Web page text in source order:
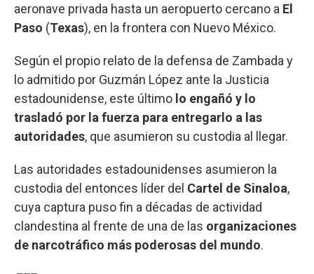
aeronave privada hasta un aeropuerto cercano a El
Paso (Texas), en la frontera con Nuevo México.
Según el propio relato de la defensa de Zambada y
lo admitido por Guzmán López ante la Justicia
estadounidense, este último lo engañó y lo
trasladó por la fuerza para entregarlo a las
autoridades, que asumieron su custodia al llegar.
Las autoridades estadounidenses asumieron la
custodia del entonces líder del Cartel de Sinaloa,
cuya captura puso fin a décadas de actividad
clandestina al frente de una de las organizaciones
de narcotráfico más poderosas del mundo.